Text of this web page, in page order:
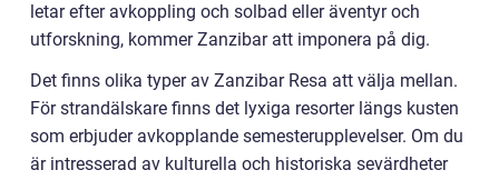
letar efter avkoppling och solbad eller äventyr och
utforskning, kommer Zanzibar att imponera på dig.
Det finns olika typer av Zanzibar Resa att välja mellan.
För strandälskare finns det lyxiga resorter längs kusten
som erbjuder avkopplande semesterupplevelser. Om du
är intresserad av kulturella och historiska sevärdheter